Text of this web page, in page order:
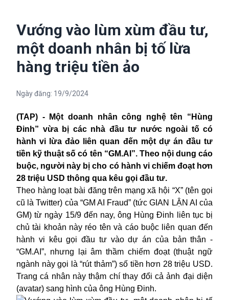
Vướng vào lùm xùm đầu tư,
một doanh nhân bị tố lừa
hàng triệu tiền ảo
Ngày đăng: 19/9/2024
(TAP) - Một doanh nhân công nghệ tên “Hùng
Đinh” vừa bị các nhà đầu tư nước ngoài tố có
hành vi lừa đảo liên quan đến một dự án đầu tư
tiền kỹ thuật số có tên “GM.AI”. Theo nội dung cáo
buộc, người này bị cho có hành vi chiếm đoạt hơn
28 triệu USD thông qua kêu gọi đầu tư.
Theo hàng loạt bài đăng trên mạng xã hội “X” (tên gọi
cũ là Twitter) của “GM AI Fraud” (tức GIAN LẬN AI của
GM) từ ngày 15/9 đến nay, ông Hùng Đinh liên tục bị
chủ tài khoản này réo tên và cáo buộc liên quan đến
hành vi kêu gọi đầu tư vào dự án của bản thân -
“GM.AI”, nhưng lại âm thầm chiếm đoạt (thuật ngữ
ngành này gọi là “rút thảm”) số tiền hơn 28 triệu USD.
Trang cá nhân này thậm chí thay đổi cả ảnh đại diện
(avatar) sang hình của ông Hùng Đinh.